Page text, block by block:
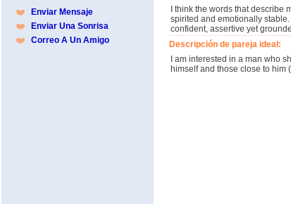
Enviar Mensaje
Enviar Una Sonrisa
Correo A Un Amigo
I think the words that
spirited and emotionally
confident, assertive yet
Descripción de pareja ideal:
I am interested in a man who
himself and those close to